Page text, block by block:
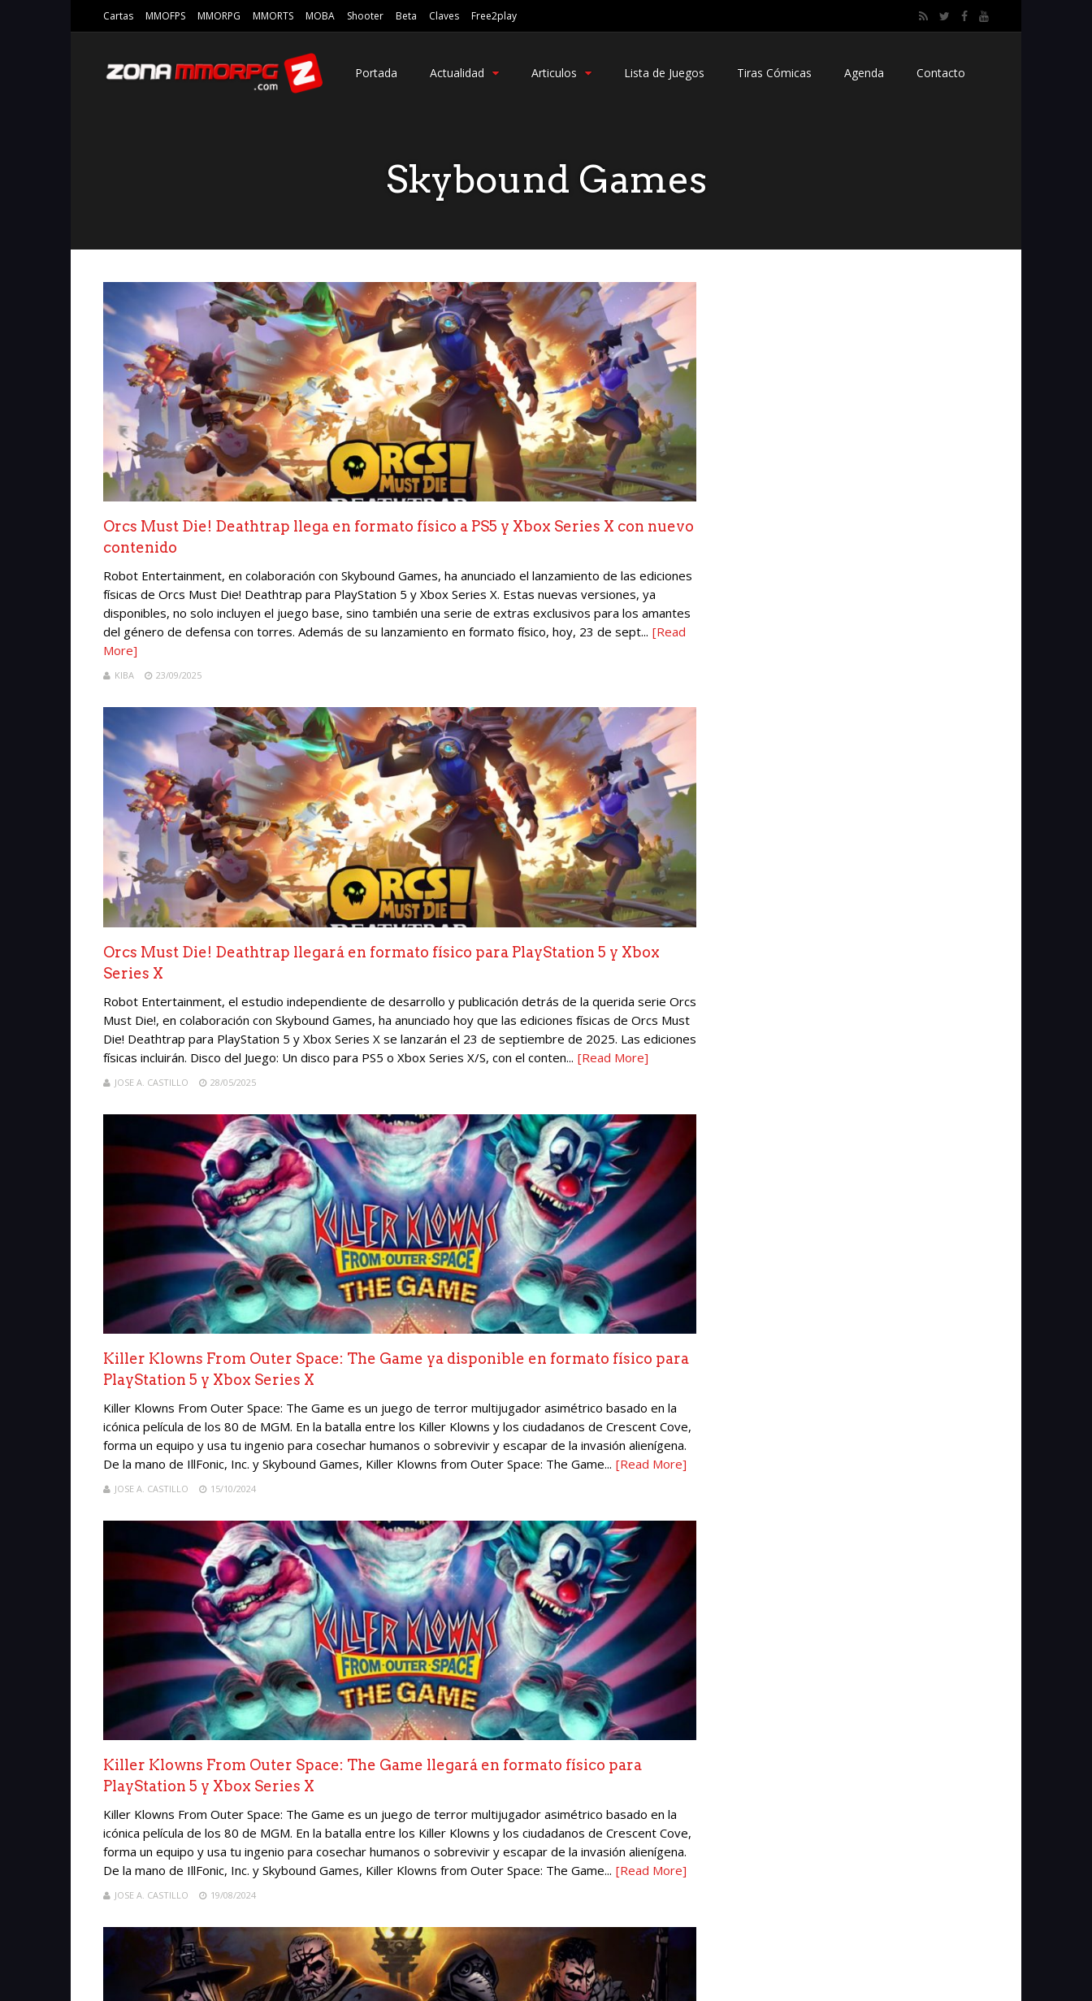
Cartas MMOFPS MMORPG MMORTS MOBA Shooter Beta Claves Free2play
Portada Actualidad Articulos Lista de Juegos Tiras Cómicas Agenda Contacto
Skybound Games
Orcs Must Die! Deathtrap llega en formato físico a PS5 y Xbox Series X con nuevo
contenido
Robot Entertainment, en colaboración con Skybound Games, ha anunciado el lanzamiento de las ediciones
físicas de Orcs Must Die! Deathtrap para PlayStation 5 y Xbox Series X. Estas nuevas versiones, ya
disponibles, no solo incluyen el juego base, sino también una serie de extras exclusivos para los amantes
del género de defensa con torres. Además de su lanzamiento en formato físico, hoy, 23 de sept... [Read
More]
KIBA 23/09/2025
Orcs Must Die! Deathtrap llegará en formato físico para PlayStation 5 y Xbox
Series X
Robot Entertainment, el estudio independiente de desarrollo y publicación detrás de la querida serie Orcs
Must Die!, en colaboración con Skybound Games, ha anunciado hoy que las ediciones físicas de Orcs Must
Die! Deathtrap para PlayStation 5 y Xbox Series X se lanzarán el 23 de septiembre de 2025. Las ediciones
físicas incluirán. Disco del Juego: Un disco para PS5 o Xbox Series X/S, con el conten... [Read More]
JOSE A. CASTILLO 28/05/2025
Killer Klowns From Outer Space: The Game ya disponible en formato físico para
PlayStation 5 y Xbox Series X
Killer Klowns From Outer Space: The Game es un juego de terror multijugador asimétrico basado en la
icónica película de los 80 de MGM. En la batalla entre los Killer Klowns y los ciudadanos de Crescent Cove,
forma un equipo y usa tu ingenio para cosechar humanos o sobrevivir y escapar de la invasión alienígena.
De la mano de IllFonic, Inc. y Skybound Games, Killer Klowns from Outer Space: The Game... [Read More]
JOSE A. CASTILLO 15/10/2024
Killer Klowns From Outer Space: The Game llegará en formato físico para
PlayStation 5 y Xbox Series X
Killer Klowns From Outer Space: The Game es un juego de terror multijugador asimétrico basado en la
icónica película de los 80 de MGM. En la batalla entre los Killer Klowns y los ciudadanos de Crescent Cove,
forma un equipo y usa tu ingenio para cosechar humanos o sobrevivir y escapar de la invasión alienígena.
De la mano de IllFonic, Inc. y Skybound Games, Killer Klowns from Outer Space: The Game... [Read More]
JOSE A. CASTILLO 19/08/2024